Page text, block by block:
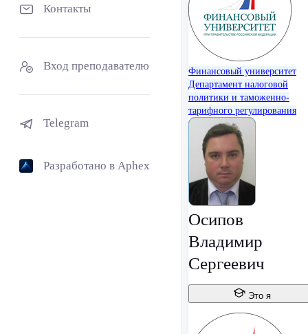
Контакты
Вход преподавателю
Telegram
Разработано в Aphex
Финансовый университет
Департамент налоговой
политики и таможенно-
тарифного регулирования
Осипов
Владимир
Сергеевич
Это я